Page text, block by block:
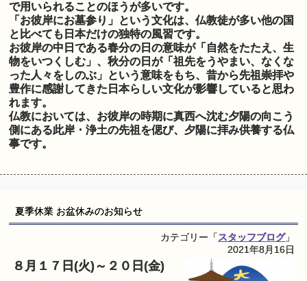
で用いられることのほうが多いです。
「お彼岸にお墓参り」という文化は、仏教徒が多い他の国
と比べても日本だけの独特の風習です。
お彼岸の中日である春分の日の意味が「自然をたたえ、生
物をいつくしむ」、秋分の日が「祖先をうやまい、なくな
った人々をしのぶ」という意味をもち、昔から先祖崇拝や
豊作に感謝してきた日本らしい文化が影響していると思わ
れます。
仏教においては、お彼岸の時期に真西へ沈む夕陽の向こう
側にある此岸・浄土の先祖を偲び、夕陽に拝み供養する仏
事です。
夏季休業 お盆休みのお知らせ
カテゴリー「スタッフブログ」
2021年8月16日
８月１７ 日(火)～２０日(金)